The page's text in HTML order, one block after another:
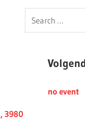
Looise
Search
for:
3980
no event